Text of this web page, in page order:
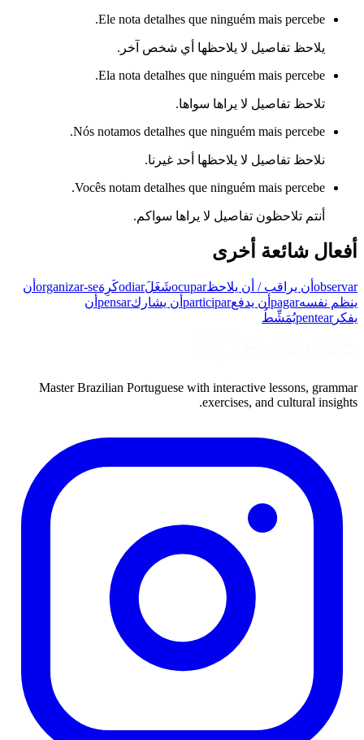
Ele nota detalhes que ninguém mais percebe.
يلاحظ تفاصيل لا يلاحظها أي شخص آخر.
Ela nota detalhes que ninguém mais percebe.
تلاحظ تفاصيل لا يراها سواها.
Nós notamos detalhes que ninguém mais percebe.
نلاحظ تفاصيل لا يلاحظها أحد غيرنا.
Vocês notam detalhes que ninguém mais percebe.
أنتم تلاحظون تفاصيل لا يراها سواكم.
أفعال شائعة أخرى
observar أن يراقب / أن يلاحظocuparشَغَلَodiarكَرِهَorganizar-se أن
ينظم نفسهpagar أن يدفعparticipar أن يشاركpensar أن
يفكرpentearيُمَشِّطُ
Master Brazilian Portuguese with interactive lessons, grammar
exercises, and cultural insights.